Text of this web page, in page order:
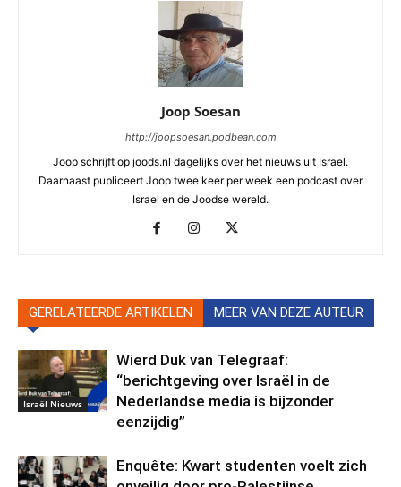
Joop Soesan
http://joopsoesan.podbean.com
Joop schrijft op joods.nl dagelijks over het nieuws uit Israel.
Daarnaast publiceert Joop twee keer per week een podcast over
Israel en de Joodse wereld.
GERELATEERDE ARTIKELEN MEER VAN DEZE AUTEUR
Israël Nieuws
Wierd Duk van Telegraaf:
“berichtgeving over Israël in de
Nederlandse media is bijzonder
eenzijdig”
Enquête: Kwart studenten voelt zich